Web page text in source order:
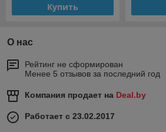
Купить
О нас
Рейтинг не сформирован
Менее 5 отзывов за последний год
Компания продает на Deal.by
Работает с 23.02.2017